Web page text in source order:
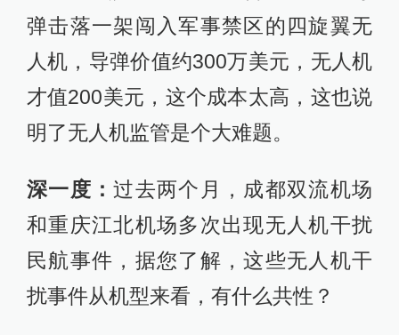
弹击落一架闯入军事禁区的四旋翼无
人机，导弹价值约300万美元，无人机
才值200美元，这个成本太高，这也说
明了无人机监管是个大难题。
深一度：过去两个月，成都双流机场
和重庆江北机场多次出现无人机干扰
民航事件，据您了解，这些无人机干
扰事件从机型来看，有什么共性？